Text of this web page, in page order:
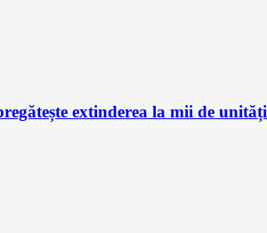
extinderea la mii de unități